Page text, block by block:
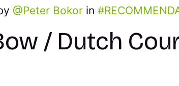
Peter Bokor in
/ Dutch